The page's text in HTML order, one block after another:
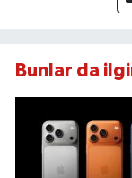
Bunlar da